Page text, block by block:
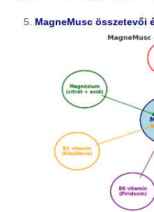
MagneMusc összetevői